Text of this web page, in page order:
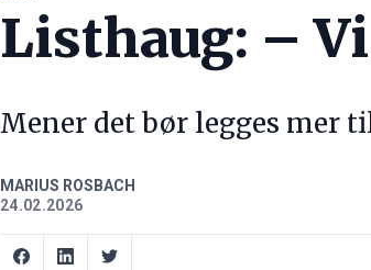
Listhaug: –
Mener det bør legges mer
MARIUS ROSBACH
24.02.2026